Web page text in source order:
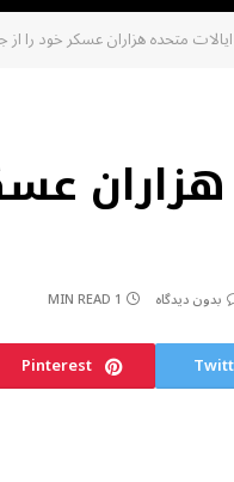
ایالات متحده هزاران عسکر خود را
هزاران
بدون دیدگاه 1 MIN READ
Pinterest